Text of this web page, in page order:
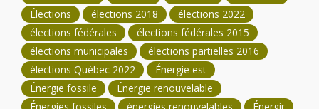
Élections
élections 2018
élections 2022
élections fédérales
élections fédérales 2015
élections municipales
élections partielles 2016
élections Québec 2022
Énergie est
Énergie fossile
Énergie renouvelable